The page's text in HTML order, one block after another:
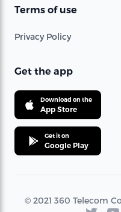
Terms of use
Privacy Policy
Get the app
Download on the
App Store
Get it on
Google Play
© 2021 360 Telecom